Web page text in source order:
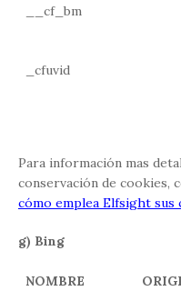
__cf_bm
_cfuvid
Para información mas
conservación de cookies,
cómo emplea Elfsight sus
g) Bing
NOMBRE